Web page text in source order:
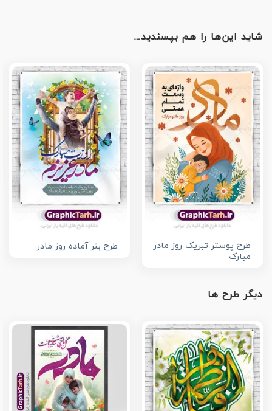
شاید این‌ها را هم بپسندید…
طرح پوستر تبریک روز مادر
مبارک
طرح بنر آماده روز مادر
دیگر طرح ها